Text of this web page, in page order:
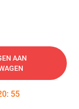
AAN
: 54